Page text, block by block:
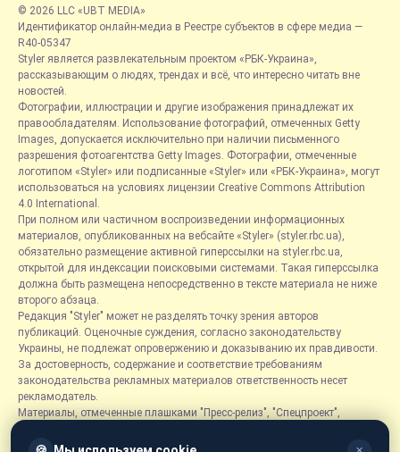
© 2026 LLC «UBT MEDIA»
Идентификатор онлайн-медиа в Реестре субъектов в сфере медиа —
R40-05347
Styler является развлекательным проектом «РБК-Украина»,
рассказывающим о людях, трендах и всё, что интересно читать вне
новостей.
Фотографии, иллюстрации и другие изображения принадлежат их
правообладателям. Использование фотографий, отмеченных Getty
Images, допускается исключительно при наличии письменного
разрешения фотоагентства Getty Images. Фотографии, отмеченные
логотипом «Styler» или подписанные «Styler» или «РБК-Украина», могут
использоваться на условиях лицензии Creative Commons Attribution
4.0 International.
При полном или частичном воспроизведении информационных
материалов, опубликованных на вебсайте «Styler» (styler.rbc.ua),
обязательно размещение активной гиперссылки на styler.rbc.ua,
открытой для индексации поисковыми системами. Такая гиперссылка
должна быть размещена непосредственно в тексте материала не ниже
второго абзаца.
Редакция "Styler" может не разделять точку зрения авторов
публикаций. Оценочные суждения, согласно законодательству
Украины, не подлежат опровержению и доказыванию их правдивости.
За достоверность, содержание и соответствие требованиям
законодательства рекламных материалов ответственность несет
рекламодатель.
Материалы, отмеченные плашками "Пресс-релиз", "Спецпроект",
размещаются на правах рекламы.